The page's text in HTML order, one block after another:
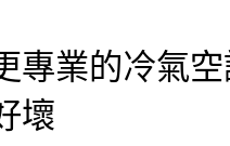
專業的冷氣
壞